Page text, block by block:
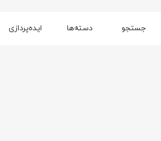
جستجو دسته‌ها ایده‌پردازی